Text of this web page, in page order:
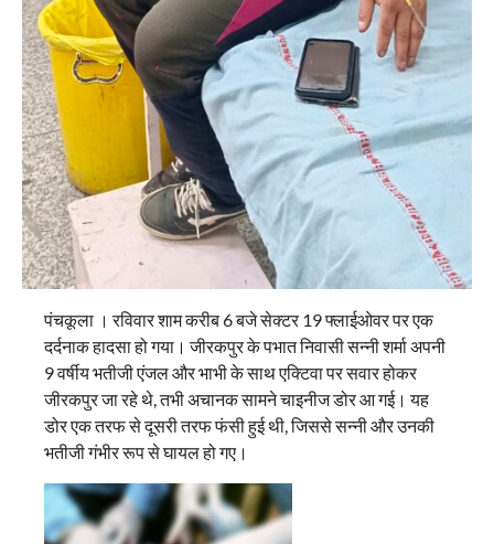
पंचकूला । रविवार शाम करीब 6 बजे सेक्टर 19 फ्लाईओवर पर एक
दर्दनाक हादसा हो गया। जीरकपुर के पभात निवासी सन्नी शर्मा अपनी
9 वर्षीय भतीजी एंजल और भाभी के साथ एक्टिवा पर सवार होकर
जीरकपुर जा रहे थे, तभी अचानक सामने चाइनीज डोर आ गई। यह
डोर एक तरफ से दूसरी तरफ फंसी हुई थी, जिससे सन्नी और उनकी
भतीजी गंभीर रूप से घायल हो गए।